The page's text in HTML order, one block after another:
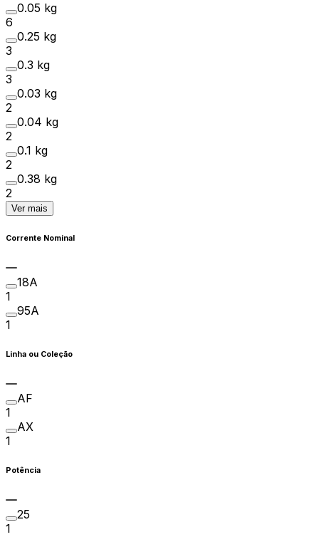
0.05 kg
6
0.25 kg
3
0.3 kg
3
0.03 kg
2
0.04 kg
2
0.1 kg
2
0.38 kg
2
Ver mais
Corrente Nominal
18A
1
95A
1
Linha ou Coleção
AF
1
AX
1
Potência
25
1